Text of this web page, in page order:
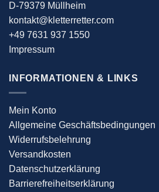
D-79379 Müllheim
kontakt@kletterretter.com
+49 7631 937 1550
Impressum
INFORMATIONEN & LINKS
Mein Konto
Allgemeine Geschäftsbedingungen
Widerrufsbelehrung
Versandkosten
Datenschutzerklärung
Barrierefreiheitserklärung